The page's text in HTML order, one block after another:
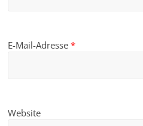
E-Mail-Adresse*
Website